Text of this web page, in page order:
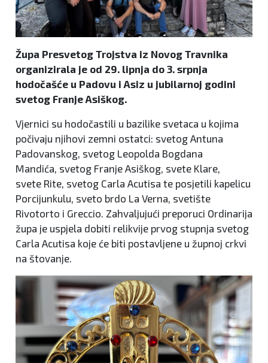
Župa Presvetog Trojstva iz Novog Travnika
organizirala je od 29. lipnja do 3. srpnja
hodočašće u Padovu i Asiz u jubilarnoj godini
svetog Franje Asiškog.
Vjernici su hodočastili u bazilike svetaca u kojima
počivaju njihovi zemni ostatci: svetog Antuna
Padovanskog, svetog Leopolda Bogdana
Mandića, svetog Franje Asiškog, svete Klare,
svete Rite, svetog Carla Acutisa te posjetili kapelicu
Porcijunkulu, sveto brdo La Verna, svetište
Rivotorto i Greccio. Zahvaljujući preporuci Ordinarija
župa je uspjela dobiti relikvije prvog stupnja svetog
Carla Acutisa koje će biti postavljene u župnoj crkvi
na štovanje.